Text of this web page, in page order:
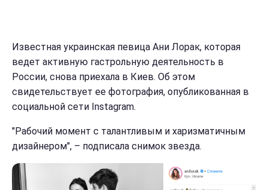
Известная украинская певица Ани Лорак, которая
ведет активную гастрольную деятельность в
России, снова приехала в Киев. Об этом
свидетельствует ее фотография, опубликованная в
социальной сети Instagram.
"Рабочий момент с талантливым и харизматичным
дизайнером", – подписала снимок звезда.